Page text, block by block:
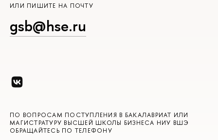
ИЛИ ПИШИТЕ НА ПОЧТУ
gsb@hse.ru
ПО ВОПРОСАМ ПОСТУПЛЕНИЯ В БАКАЛАВРИАТ ИЛИ
МАГИСТРАТУРУ ВЫСШЕЙ ШКОЛЫ БИЗНЕСА НИУ ВШЭ
ОБРАЩАЙТЕСЬ ПО ТЕЛЕФОНУ